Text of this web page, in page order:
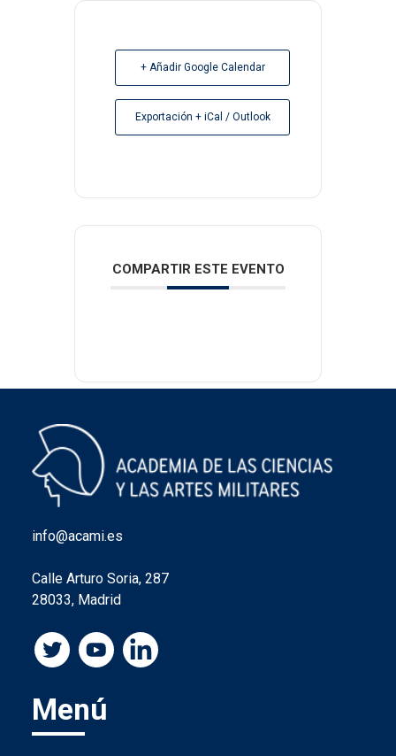
+ Añadir Google Calendar
Exportación + iCal / Outlook
COMPARTIR ESTE EVENTO
info@acami.es
Calle Arturo Soria, 287
28033, Madrid
Menú